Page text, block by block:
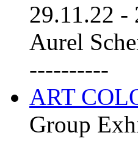
29.11.22 -
Aurel
----------
ART
Group